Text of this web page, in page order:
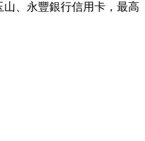
、永豐銀行信用卡，最高